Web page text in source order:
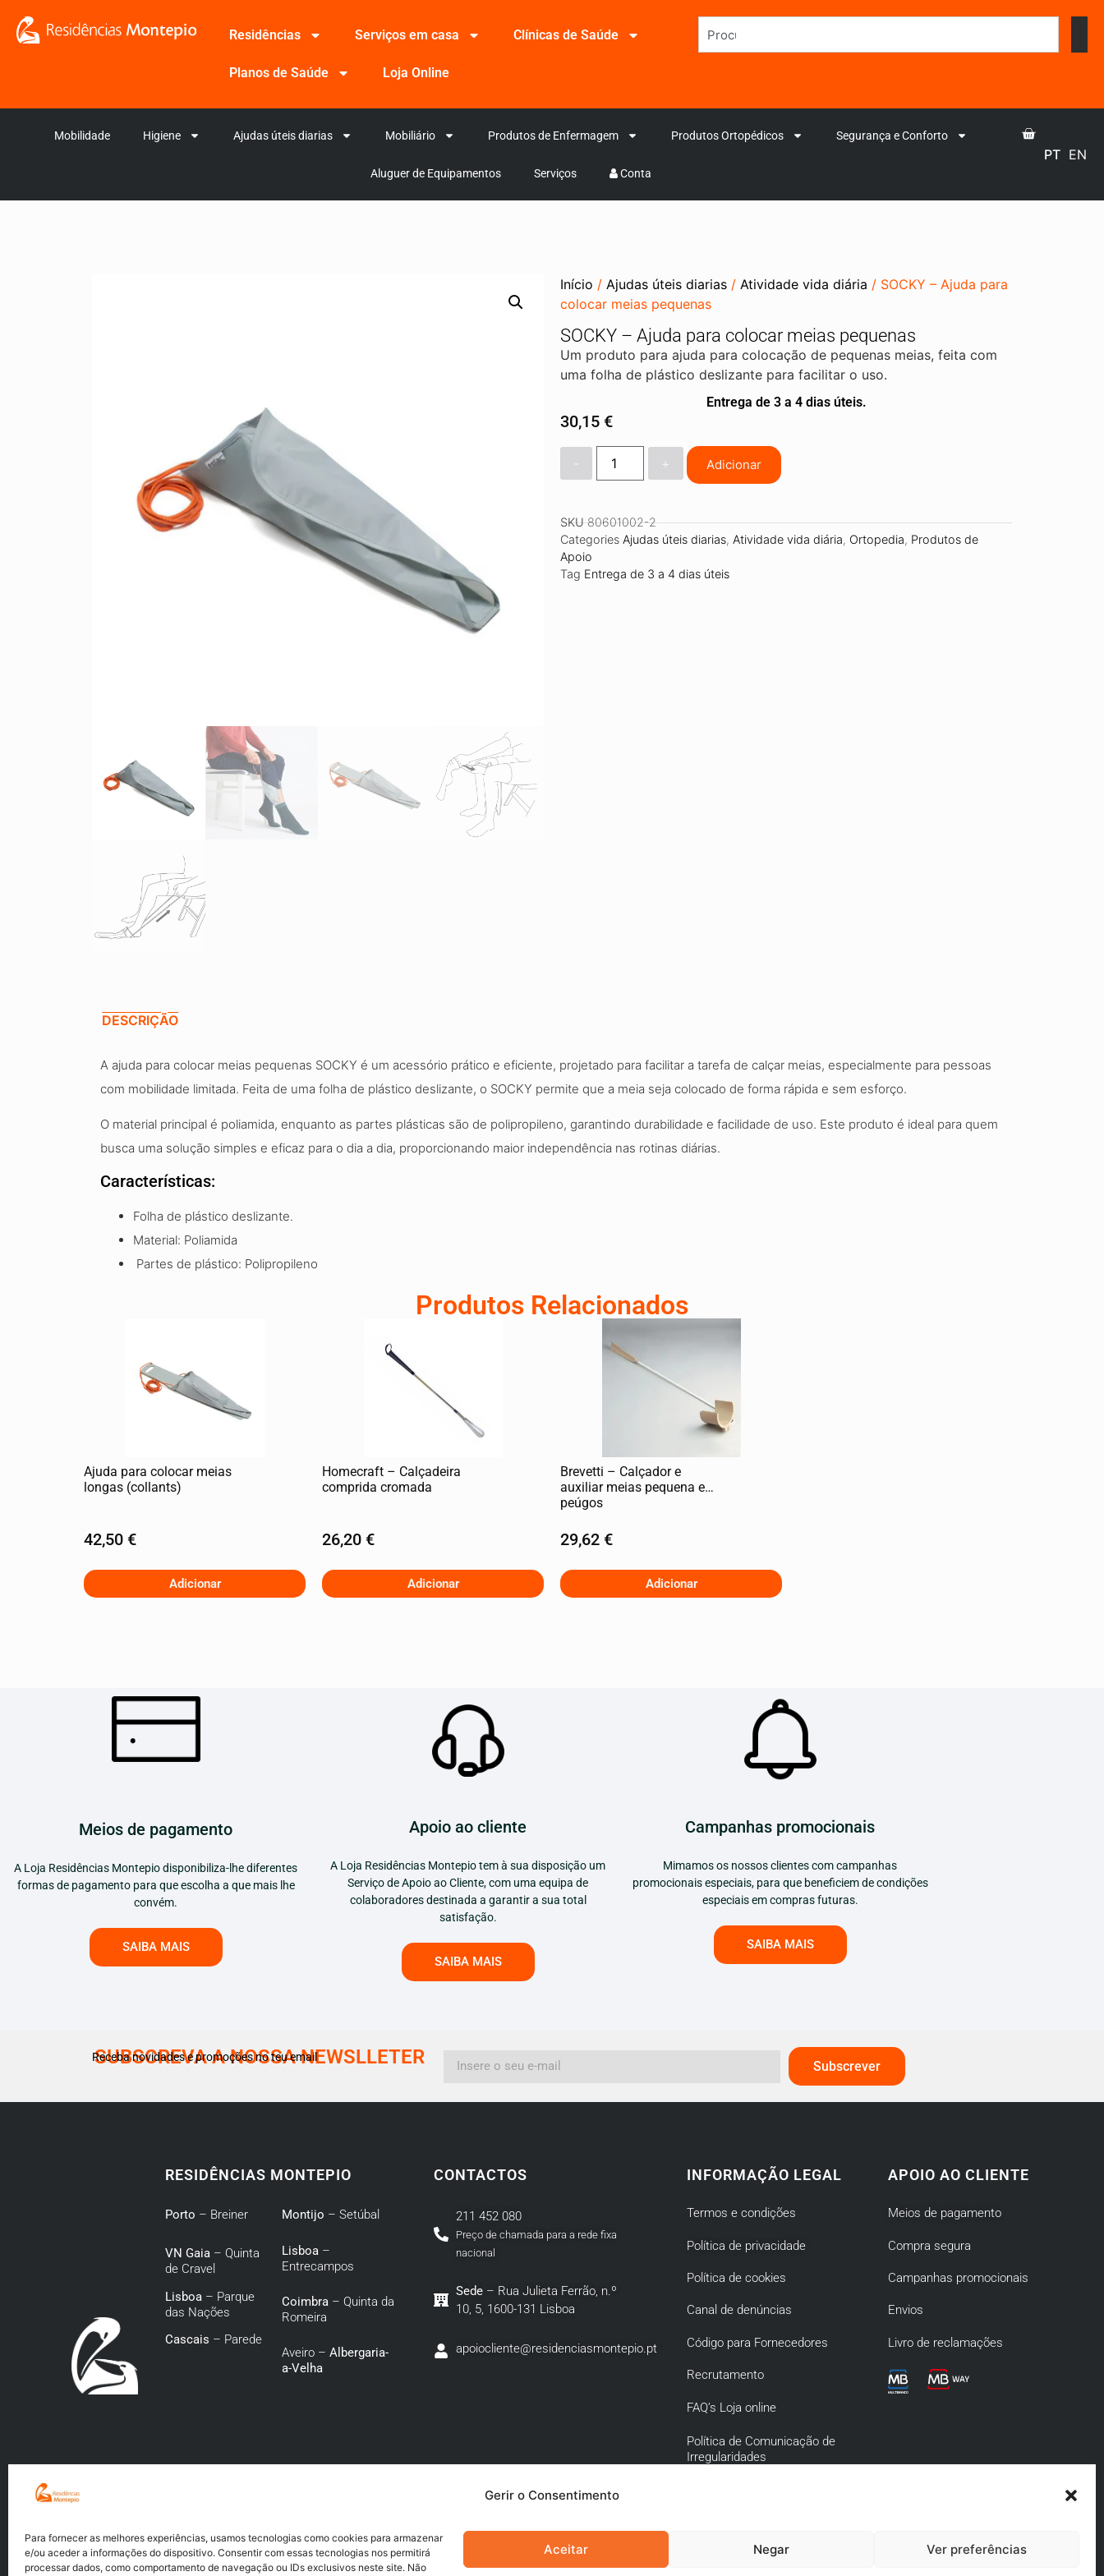
Gerir o Consentimento
Para fornecer as melhores experiências, usamos tecnologias como cookies para armazenar
e/ou aceder a informações do dispositivo. Consentir com essas tecnologias nos permitirá
processar dados, como comportamento de navegação ou IDs exclusivos neste site. Não
Aceitar Negar Ver preferências
Residências Serviços em casa Clínicas de Saúde
Planos de Saúde Loja Online
Mobilidade Higiene Ajudas úteis diarias Mobiliário Produtos de Enfermagem Produtos Ortopédicos Segurança e Conforto
Aluguer de Equipamentos Serviços Conta
PT EN
Início / Ajudas úteis diarias / Atividade vida diária / SOCKY – Ajuda para
colocar meias pequenas
SOCKY – Ajuda para colocar meias pequenas
Um produto para ajuda para colocação de pequenas meias, feita com
uma folha de plástico deslizante para facilitar o uso.
Entrega de 3 a 4 dias úteis.
30,15 €
+ Adicionar
SKU80601002-2
Categories Ajudas úteis diarias, Atividade vida diária, Ortopedia, Produtos de
Apoio
Tag Entrega de 3 a 4 dias úteis
DESCRIÇÃO
A ajuda para colocar meias pequenas SOCKY é um acessório prático e eficiente, projetado para facilitar a tarefa de calçar meias, especialmente para pessoas
com mobilidade limitada. Feita de uma folha de plástico deslizante, o SOCKY permite que a meia seja colocado de forma rápida e sem esforço.
O material principal é poliamida, enquanto as partes plásticas são de polipropileno, garantindo durabilidade e facilidade de uso. Este produto é ideal para quem
busca uma solução simples e eficaz para o dia a dia, proporcionando maior independência nas rotinas diárias.
Características:
Folha de plástico deslizante.
Material: Poliamida
Partes de plástico: Polipropileno
Produtos Relacionados
Ajuda para colocar meias
longas (collants)
42,50 €
Adicionar
Homecraft – Calçadeira
comprida cromada
26,20 €
Adicionar
Brevetti – Calçador e
auxiliar meias pequena e
peúgos
29,62 €
Adicionar
Meios de pagamento
A Loja Residências Montepio disponibiliza-lhe diferentes
formas de pagamento para que escolha a que mais lhe
convém.
SAIBA MAIS
Apoio ao cliente
A Loja Residências Montepio tem à sua disposição um
Serviço de Apoio ao Cliente, com uma equipa de
colaboradores destinada a garantir a sua total
satisfação.
SAIBA MAIS
Campanhas promocionais
Mimamos os nossos clientes com campanhas
promocionais especiais, para que beneficiem de condições
especiais em compras futuras.
SAIBA MAIS
SUBSCREVA A NOSSA NEWSLLETER
Receba novidades e promoções no teu email
Subscrever
RESIDÊNCIAS MONTEPIO
Porto – Breiner
VN Gaia – Quinta
de Cravel
Lisboa – Parque
das Nações
Cascais – Parede
Montijo – Setúbal
Lisboa –
Entrecampos
Coimbra– Quinta da
Romeira
Aveiro – Albergaria-
a-Velha
CONTACTOS
211 452 080
Preço de chamada para a rede fixa
nacional
Sede – Rua Julieta Ferrão, n.º
10, 5, 1600-131 Lisboa
apoiocliente@residenciasmontepio.pt
INFORMAÇÃO LEGAL
Termos e condições
Política de privacidade
Política de cookies
Canal de denúncias
Código para Fornecedores
Recrutamento
FAQ’s Loja online
Política de Comunicação de
Irregularidades
APOIO AO CLIENTE
Meios de pagamento
Compra segura
Campanhas promocionais
Envios
Livro de reclamações